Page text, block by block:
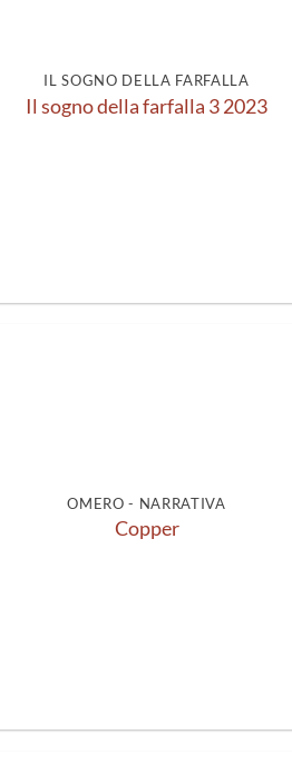
IL SOGNO DELLA FARFALLA
Il sogno della farfalla 3 2023
OMERO - NARRATIVA
Copper